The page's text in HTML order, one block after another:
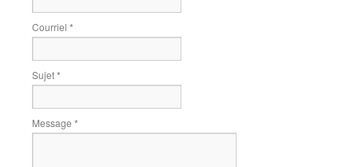
Courriel *
Sujet*
Message *